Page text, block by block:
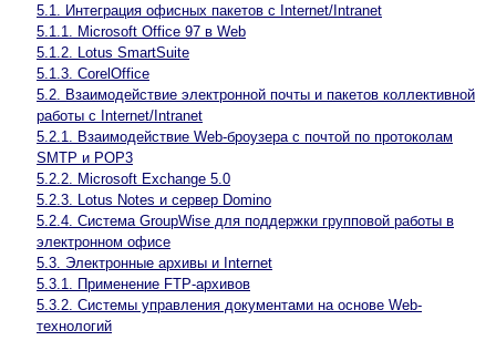
5.1. Интеграция офисных пакетов с Internet/Intranet
5.1.1. Microsoft Office 97 в Web
5.1.2. Lotus SmartSuite
5.1.3. CorelOffice
5.2. Взаимодействие электронной почты и пакетов коллективной
работы с Internet/Intranet
5.2.1. Взаимодействие Web-броузера с почтой по протоколам
SMTP и POP3
5.2.2. Microsoft Exchange 5.0
5.2.3. Lotus Notes и сервер Domino
5.2.4. Система GroupWise для поддержки групповой работы в
электронном офисе
5.3. Электронные архивы и Internet
5.3.1. Применение FTP-архивов
5.3.2. Системы управления документами на основе Web-
технологий